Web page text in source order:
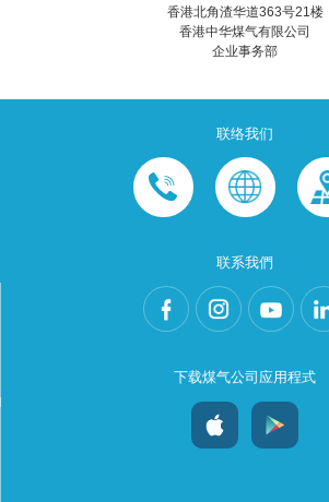
香港北角渣华道363号21楼
香港中华煤气有限公司
企业事务部
联络我们
联系我們
下载煤气公司应用程式